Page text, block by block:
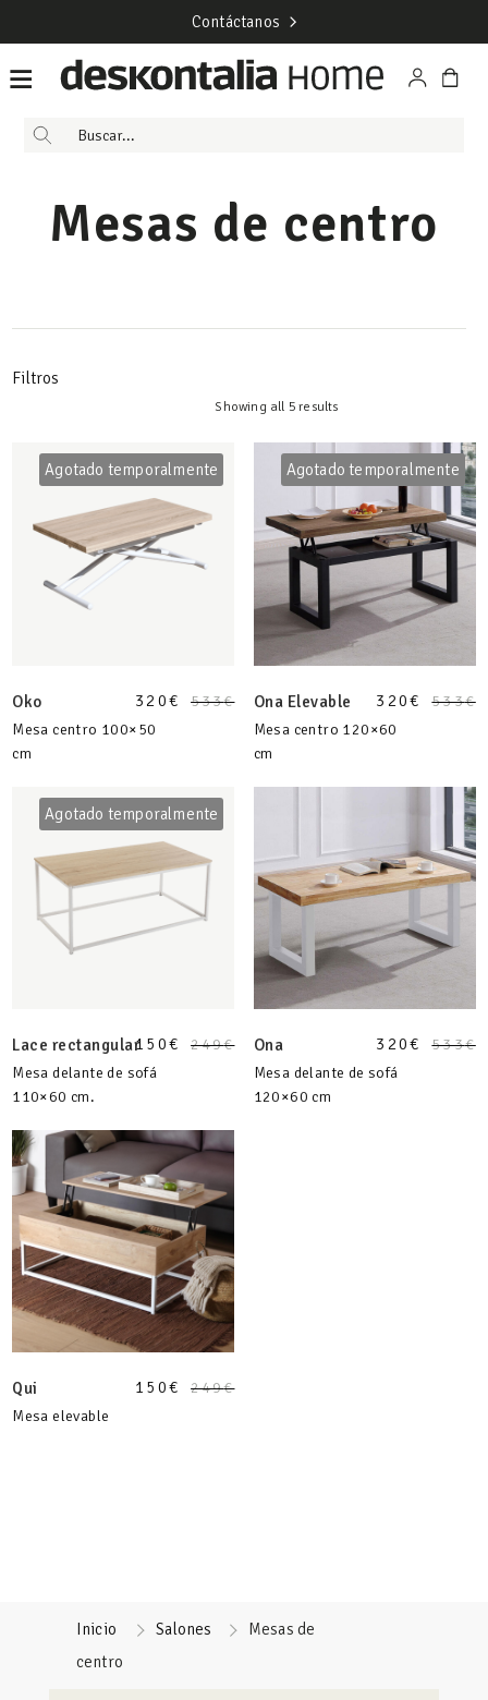
Contáctanos
Mesas de centro
Filtros
Showing all 5 results
320€ 533€
Oko
Mesa centro 100×50
cm
Agotado temporalmente
320€ 533€
Ona Elevable
Mesa centro 120×60
cm
Agotado temporalmente
150€ 249€
Lace rectangular
Mesa delante de sofá
110×60 cm.
Agotado temporalmente
320€ 533€
Ona
Mesa delante de sofá
120×60 cm
150€ 249€
Qui
Mesa elevable
Inicio Salones
Mesas de
centro